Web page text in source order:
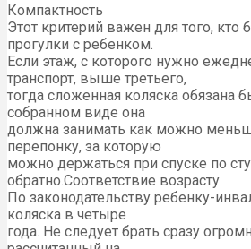
Компактность
Этот критерий важен для того, кто
прогулки с ребенком.
Если этаж, с которого нужно
транспорт, выше третьего,
тогда сложенная коляска обязана
собранном виде она
должна занимать как можно
перепонку, за которую
можно держаться при спуске по
обратно.Соответствие возрасту
По законодательству ребенку-
коляска в четыре
года. Не следует брать сразу